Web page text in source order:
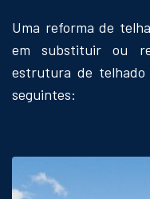
Uma reforma de
em substituir ou
estrutura de
seguintes: